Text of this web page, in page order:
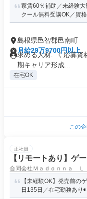
家賃60％補助／未経験
クール無料受講OK／資
島根県邑智郡邑南町
月給29万9700円以上
求める人材: 《 応募資
期キャリア形成...
在宅OK
この
正社員
【リモートあり】ゲ
合同会社Ｍａｄｏｎｎａ Ｌ
【未経験OK】発売前の
日135日／在宅勤務あり◉